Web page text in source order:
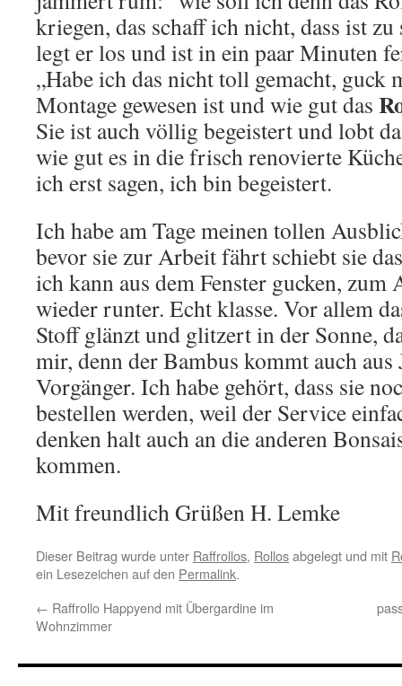
kriegen, das schaff ich nicht, dass ist
legt er los und ist in ein paar Minuten
„Habe ich das nicht toll gemacht, guck
Montage gewesen ist und wie gut das
Sie ist auch völlig begeistert und lobt
wie gut es in die frisch renovierte
ich erst sagen, ich bin begeistert.
Ich habe am Tage meinen tollen
bevor sie zur Arbeit fährt schiebt sie
ich kann aus dem Fenster gucken, zum
wieder runter. Echt klasse. Vor allem
Stoff glänzt und glitzert in der Sonne,
mir, denn der Bambus kommt auch aus
Vorgänger. Ich habe gehört, dass sie
bestellen werden, weil der Service
denken halt auch an die anderen
kommen.
Mit freundlich Grüßen H. Lemke
Dieser Beitrag wurde unter Raffrollos, Rollosabgelegt und mit
ein Lesezeichen auf den Permalink.
← Raffrollo Happyend mit Übergardine im
Wohnzimmer